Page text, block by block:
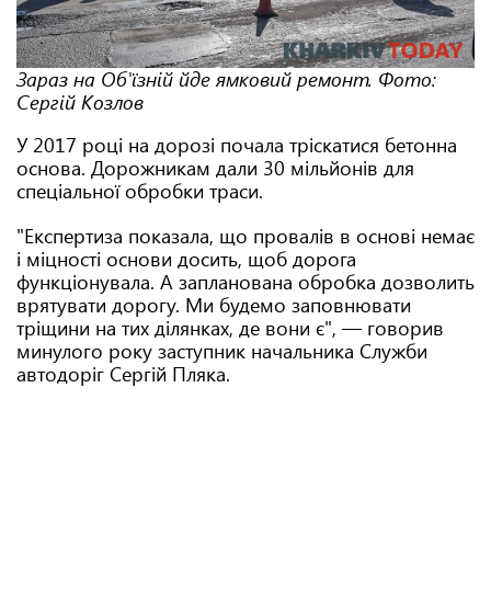
Зараз на Об'їзній йде ямковий ремонт. Фото:
Сергій Козлов
У 2017 році на дорозі почала тріскатися бетонна
основа. Дорожникам дали 30 мільйонів для
спеціальної обробки траси.
"Експертиза показала, що провалів в основі немає
і міцності основи досить, щоб дорога
функціонувала. А запланована обробка дозволить
врятувати дорогу. Ми будемо заповнювати
тріщини на тих ділянках, де вони є", — говорив
минулого року заступник начальника Служби
автодоріг Сергій Пляка.